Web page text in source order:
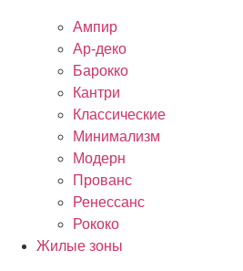
Ампир
Ар-деко
Барокко
Кантри
Классические
Минимализм
Модерн
Прованс
Ренессанс
Рококо
Жилые зоны